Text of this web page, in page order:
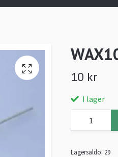
10 kr
I lager
Lagersaldo: 29